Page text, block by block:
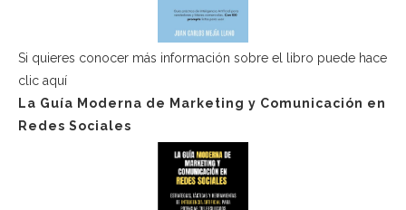
Si quieres conocer más información sobre el libro puede hace
clic aquí
La Guía Moderna de Marketing y Comunicación en
Redes Sociales